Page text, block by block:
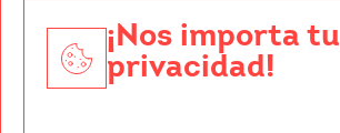
Edición y Postproducción de Vídeo
Nuestros sellos de calidad
¡Nos importa tu
privacidad!